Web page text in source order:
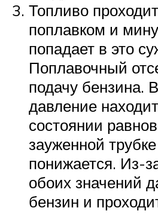
Топливо
поплавком и
попадает в это
Поплавочный
подачу бензина.
давление
состоянии
зауженной
понижается. Из-
обоих значений
бензин и